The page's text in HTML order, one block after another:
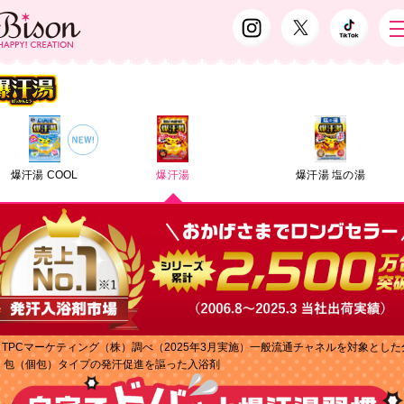
爆汗湯 COOL 爆汗湯 爆汗湯 塩の湯
マーケティング（株）調べ（2025年3月実施）一般流通チャネルを対象とした
包（個包）タイプの発汗促進を謳った入浴剤